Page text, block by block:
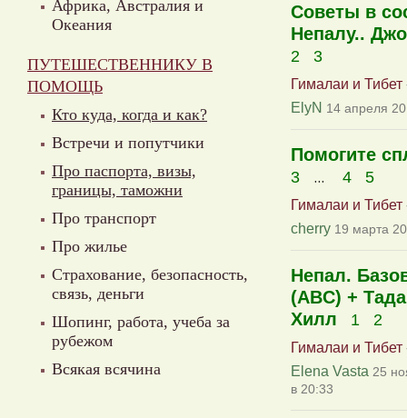
Африка, Австралия и
Океания
ПУТЕШЕСТВЕННИКУ В
ПОМОЩЬ
Кто куда, когда и как?
Встречи и попутчики
Про паспорта, визы,
границы, таможни
Про транспорт
Про жилье
Страхование, безопасность,
связь, деньги
Шопинг, работа, учеба за
рубежом
Всякая всячина
Советы в
Непалу..
2 3
Гималаи и Тибет
ElyN 14 апреля
Помогите
3 ... 4 5
Гималаи и Тибет
cherry 19 марта
Непал.
(ABC) +
Хилл
1 2
Гималаи и Тибет
Elena Vasta 25
в 20:33